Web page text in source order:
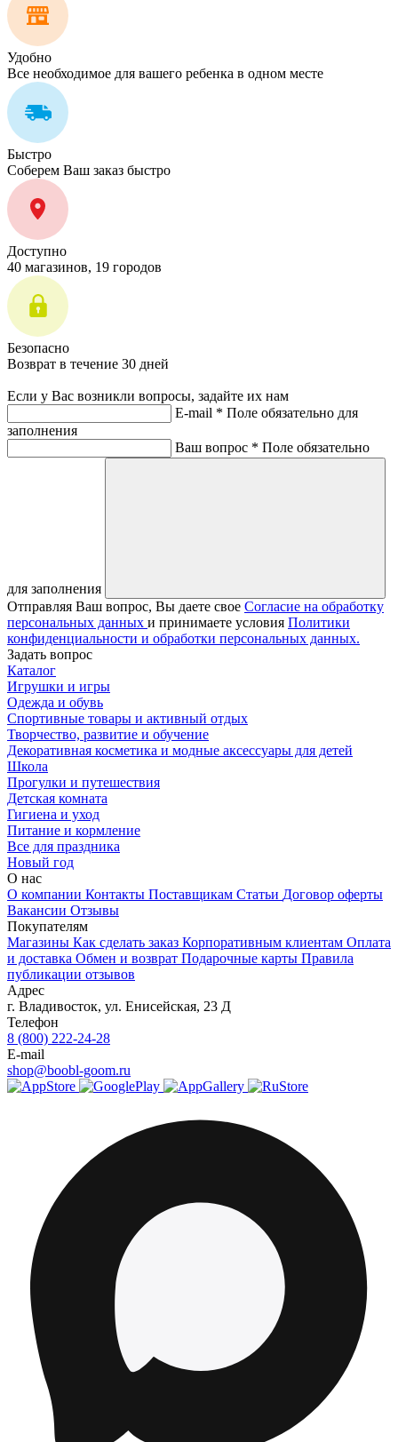
Удобно
Все необходимое для вашего ребенка в одном месте
Быстро
Соберем Ваш заказ быстро
Доступно
40 магазинов, 19 городов
Безопасно
Возврат в течение 30 дней
Если у Вас возникли вопросы, задайте их нам
E-mail * Поле обязательно для
заполнения
Ваш вопрос * Поле обязательно
для заполнения
Отправляя Ваш вопрос, Вы даете свое Согласие на обработку
персональных данных и принимаете условия Политики
конфиденциальности и обработки персональных данных.
Задать вопрос
Каталог
Игрушки и игры
Одежда и обувь
Спортивные товары и активный отдых
Творчество, развитие и обучение
Декоративная косметика и модные аксессуары для детей
Школа
Прогулки и путешествия
Детская комната
Гигиена и уход
Питание и кормление
Все для праздника
Новый год
О нас
О компании Контакты Поставщикам Статьи Договор оферты
Вакансии Отзывы
Покупателям
Магазины Как сделать заказ Корпоративным клиентам Оплата
и доставка Обмен и возврат Подарочные карты Правила
публикации отзывов
Адрес
г. Владивосток, ул. Енисейская, 23 Д
Телефон
8 (800) 222-24-28
E-mail
shop@boobl-goom.ru